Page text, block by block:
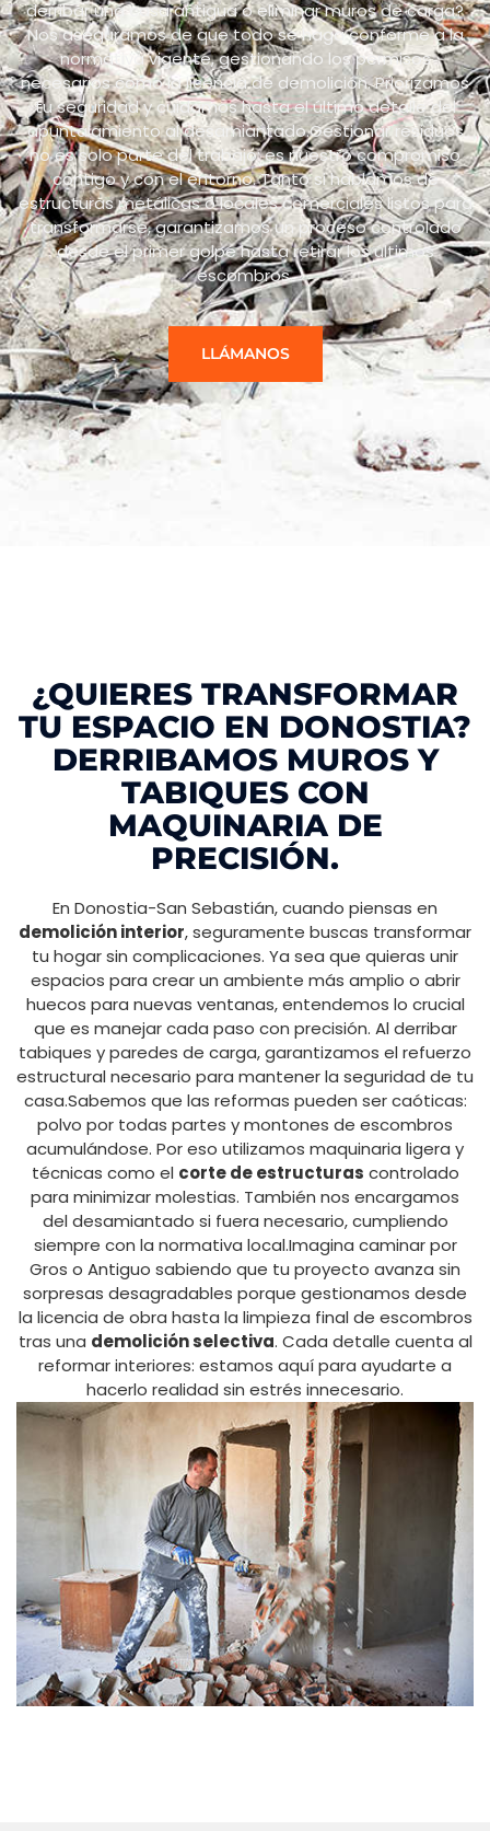
derribar una casa antigua o eliminar muros de carga?
Nos aseguramos de que todo se haga conforme a la
normativa vigente, gestionando los permisos
necesarios como la licencia de demolición. Priorizamos
tu seguridad y cuidamos hasta el último detalle del
apuntalamiento al desamiantado.Gestionar residuos
no es solo parte del trabajo: es nuestro compromiso
contigo y con el entorno. Tanto si hablamos de
estructuras metálicas o locales comerciales listos para
transformarse, garantizamos un proceso controlado
desde el primer golpe hasta retirar los últimos
escombros.
LLÁMANOS
¿QUIERES TRANSFORMAR
TU ESPACIO EN DONOSTIA?
DERRIBAMOS MUROS Y
TABIQUES CON
MAQUINARIA DE
PRECISIÓN.
En Donostia-San Sebastián, cuando piensas en
demolición interior, seguramente buscas transformar
tu hogar sin complicaciones. Ya sea que quieras unir
espacios para crear un ambiente más amplio o abrir
huecos para nuevas ventanas, entendemos lo crucial
que es manejar cada paso con precisión. Al derribar
tabiques y paredes de carga, garantizamos el refuerzo
estructural necesario para mantener la seguridad de tu
casa.Sabemos que las reformas pueden ser caóticas:
polvo por todas partes y montones de escombros
acumulándose. Por eso utilizamos maquinaria ligera y
técnicas como el corte de estructuras controlado
para minimizar molestias. También nos encargamos
del desamiantado si fuera necesario, cumpliendo
siempre con la normativa local.Imagina caminar por
Gros o Antiguo sabiendo que tu proyecto avanza sin
sorpresas desagradables porque gestionamos desde
la licencia de obra hasta la limpieza final de escombros
tras una demolición selectiva. Cada detalle cuenta al
reformar interiores: estamos aquí para ayudarte a
hacerlo realidad sin estrés innecesario.